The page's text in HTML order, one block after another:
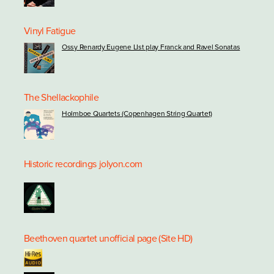
Vinyl Fatigue
Ossy Renardy Eugene LIst play Franck and Ravel Sonatas
The Shellackophile
Holmboe Quartets (Copenhagen String Quartet)
Historic recordings jolyon.com
Beethoven quartet unofficial page (Site HD)